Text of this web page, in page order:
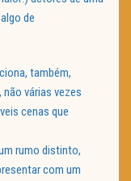
de
também,
, não várias vezes
cenas que
rumo distinto,
com um